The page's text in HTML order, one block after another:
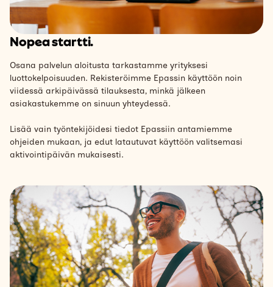
Nopea startti.
Osana palvelun aloitusta tarkastamme yrityksesi
luottokelpoisuuden. Rekisteröimme Epassin käyttöön noin
viidessä arkipäivässä tilauksesta, minkä jälkeen
asiakastukemme on sinuun yhteydessä.
Lisää vain työntekijöidesi tiedot Epassiin antamiemme
ohjeiden mukaan, ja edut latautuvat käyttöön valitsemasi
aktivointipäivän mukaisesti.